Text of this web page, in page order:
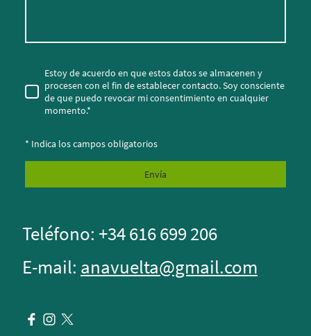
Estoy de acuerdo en que estos datos se almacenen y
procesen con el fin de establecer contacto. Soy consciente
de que puedo revocar mi consentimiento en cualquier
momento.*
* Indica los campos obligatorios
Envía
Teléfono: +34 616 699 206
E-mail: anavuelta@gmail.com